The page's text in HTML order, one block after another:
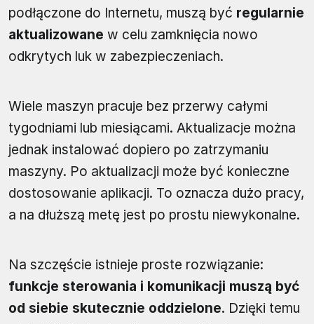
podłączone do Internetu, muszą być regularnie
aktualizowane w celu zamknięcia nowo
odkrytych luk w zabezpieczeniach.
Wiele maszyn pracuje bez przerwy całymi
tygodniami lub miesiącami. Aktualizacje można
jednak instalować dopiero po zatrzymaniu
maszyny. Po aktualizacji może być konieczne
dostosowanie aplikacji. To oznacza dużo pracy,
a na dłuższą metę jest po prostu niewykonalne.
Na szczęście istnieje proste rozwiązanie:
funkcje sterowania i komunikacji muszą być
od siebie skutecznie oddzielone. Dzięki temu